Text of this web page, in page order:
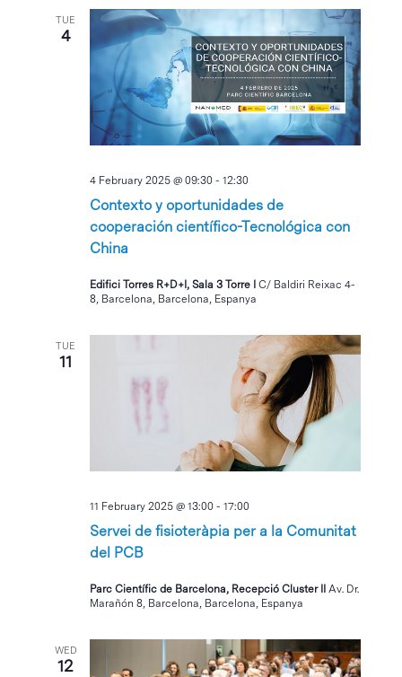
TUE
4
Contexto y oportunidades de
cooperación científico-Tecnológica con
China
4 February 2025 @ 09:30 -12:30
Edifici Torres R+D+I, Sala 3 Torre IC/ Baldiri Reixac 4-
8, Barcelona, Barcelona, Espanya
TUE
11
Servei de fisioteràpia per a la Comunitat
del PCB
11 February 2025 @ 13:00 -17:00
Parc Científic de Barcelona, Recepció Cluster IIAv. Dr.
Marañón 8, Barcelona, Barcelona, Espanya
WED
12